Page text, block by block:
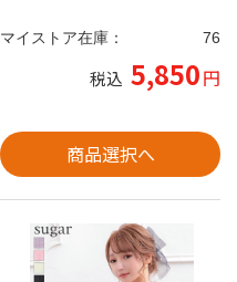
マイストア在庫： 76
税込 5,850円
商品選択へ